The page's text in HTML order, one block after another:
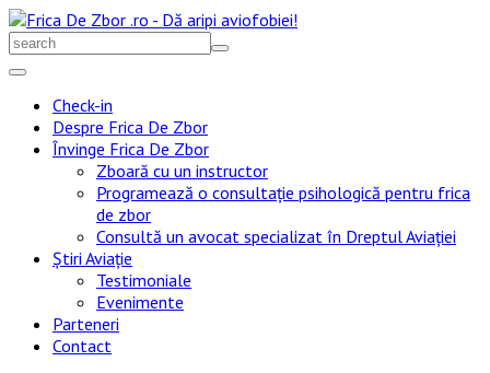
Skip
to
Search
Check-in
Despre Frica De Zbor
Învinge Frica De Zbor
Zboară cu un instructor
Programează o consultație psihologică pentru frica
de zbor
Consultă un avocat specializat în Dreptul Aviației
Știri Aviație
Testimoniale
Evenimente
Parteneri
Contact